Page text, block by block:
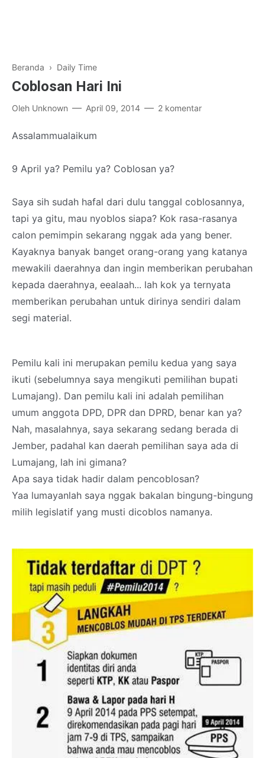
Beranda › Daily Time
Coblosan Hari Ini
Oleh Unknown April 09, 2014 2 komentar
Assalammualaikum
9 April ya? Pemilu ya? Coblosan ya?
Saya sih sudah hafal dari dulu tanggal coblosannya,
tapi ya gitu, mau nyoblos siapa? Kok rasa-rasanya
calon pemimpin sekarang nggak ada yang bener.
Kayaknya banyak banget orang-orang yang katanya
mewakili daerahnya dan ingin memberikan perubahan
kepada daerahnya, eealaah... lah kok ya ternyata
memberikan perubahan untuk dirinya sendiri dalam
segi material.
Pemilu kali ini merupakan pemilu kedua yang saya
ikuti (sebelumnya saya mengikuti pemilihan bupati
Lumajang). Dan pemilu kali ini adalah pemilihan
umum anggota DPD, DPR dan DPRD, benar kan ya?
Nah, masalahnya, saya sekarang sedang berada di
Jember, padahal kan daerah pemilihan saya ada di
Lumajang, lah ini gimana?
Apa saya tidak hadir dalam pencoblosan?
Yaa lumayanlah saya nggak bakalan bingung-bingung
milih legislatif yang musti dicoblos namanya.